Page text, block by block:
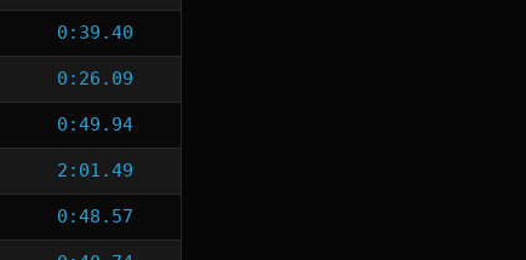
0:39.40
0:26.09
0:49.94
2:01.49
0:48.57